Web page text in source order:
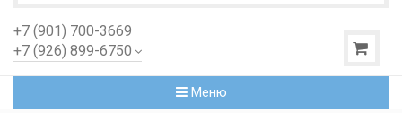
+7 (901) 700-3669
+7 (926) 899-6750
Меню